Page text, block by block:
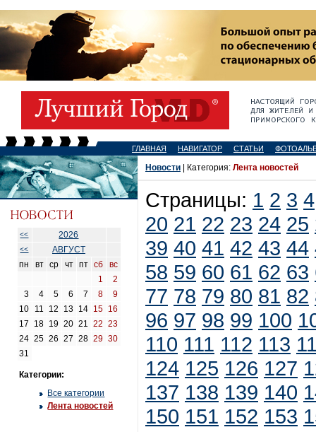
ГЛАВНАЯ НАВИГАТОР СТАТЬИ
<< 2026
<<
АВГУСТ
пн
вт ср чт пт сб
вс
1
2
3
4 5 6 7 8
9
10
11 12 13 14 15 16
17
18 19 20 21 22
23
24 25 26 27 28 29 30
31
Категории:
Все категории
Лента новостей
Новости | Категория: Лента новостей
Страницы: 1 2 3 4
20 21 22 23 24 25
39 40 41 42 43 44
58 59 60 61 62 63
77 78 79 80 81 82
96 97 98 99 100
110 111 112 113
124 125 126 127
137 138 139 140
150 151 152 153